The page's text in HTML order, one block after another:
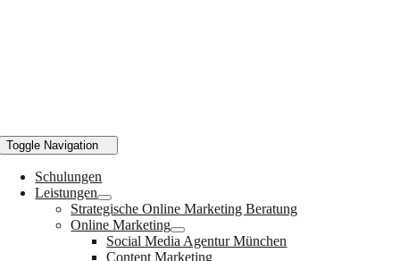
Toggle Navigation
Schulungen
Leistungen
Strategische Online Marketing Beratung
Online Marketing
Social Media Agentur München
Content Marketing